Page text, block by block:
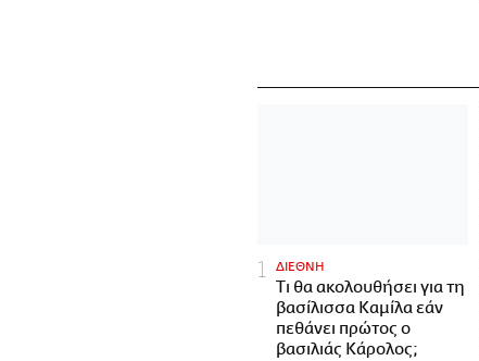
ΔΙΕΘΝΗ
Τι θα ακολουθήσει για τη
βασίλισσα Καμίλα εάν
πεθάνει πρώτος ο
βασιλιάς Κάρολος;